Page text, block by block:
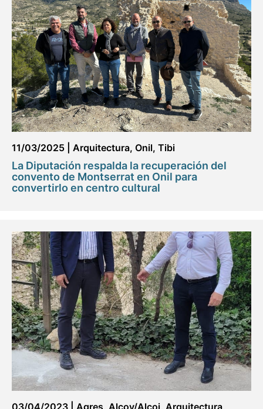
11/03/2025 Arquitectura, Onil, Tibi
La Diputación respalda la recuperación del
convento de Montserrat en Onil para
convertirlo en centro cultural
03/04/2023 Agres, Alcoy/Alcoi, Arquitectura,